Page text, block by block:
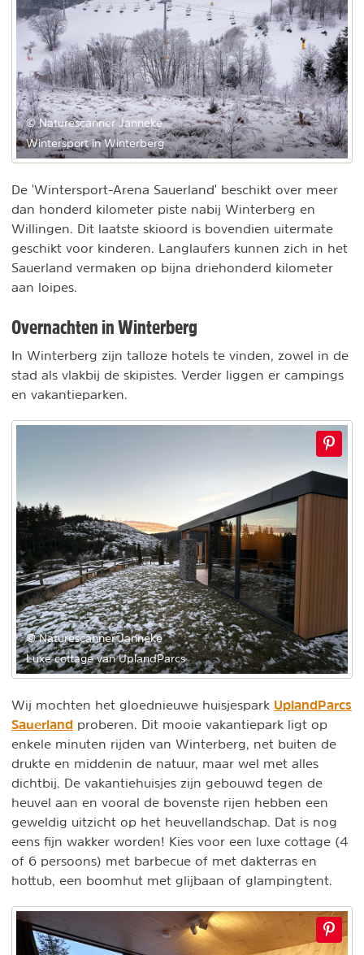
© Naturescanner Janneke
Wintersport in Winterberg
De 'Wintersport-Arena Sauerland' beschikt over meer
dan honderd kilometer piste nabij Winterberg en
Willingen. Dit laatste skioord is bovendien uitermate
geschikt voor kinderen. Langlaufers kunnen zich in het
Sauerland vermaken op bijna driehonderd kilometer
aan loipes.
Overnachten in Winterberg
In Winterberg zijn talloze hotels te vinden, zowel in de
stad als vlakbij de skipistes. Verder liggen er campings
en vakantieparken.
© Naturescanner Janneke
Luxe cottage van UplandParcs
Wij mochten het gloednieuwe huisjespark UplandParcs
Sauerland proberen. Dit mooie vakantiepark ligt op
enkele minuten rijden van Winterberg, net buiten de
drukte en middenin de natuur, maar wel met alles
dichtbij. De vakantiehuisjes zijn gebouwd tegen de
heuvel aan en vooral de bovenste rijen hebben een
geweldig uitzicht op het heuvellandschap. Dat is nog
eens fijn wakker worden! Kies voor een luxe cottage (4
of 6 persoons) met barbecue of met dakterras en
hottub, een boomhut met glijbaan of glampingtent.